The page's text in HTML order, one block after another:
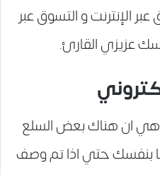
الإنترنت و التسوق عبر
عزيزي القارئ.
هي ان هناك بعض السلع
بنفسك حتي اذا تم وصف